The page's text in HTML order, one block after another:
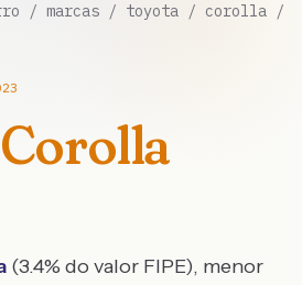
/ marcas / toyota / corolla /
Corolla
(3.4% do valor FIPE), menor